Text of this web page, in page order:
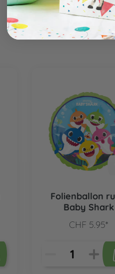
Folienballon
Baby Shark
CHF 5.95*